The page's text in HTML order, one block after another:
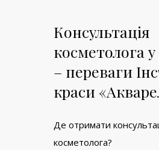
Консультація
косметолога у
– переваги
краси
Де отримати
косметолога?